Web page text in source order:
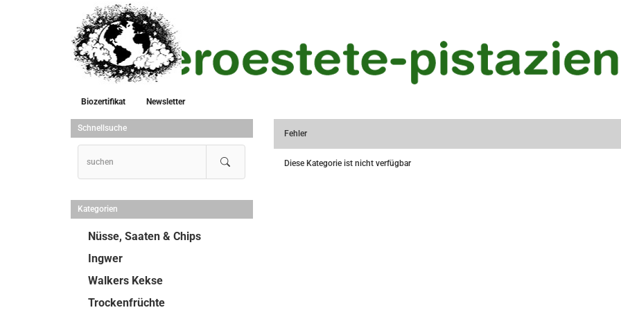
Biozertifikat Newsletter
Fehler
Diese Kategorie ist nicht verfügbar
Schnellsuche
Kategorien
Nüsse, Saaten & Chips
Ingwer
Walkers Kekse
Trockenfrüchte